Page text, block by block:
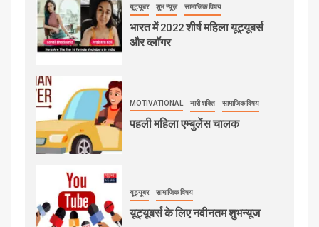
यूट्यूबर शुभ न्यूज़ सामाजिक विषय
भारत में 2022 शीर्ष महिला यूट्यूबर्स
और व्लॉगर
MOTIVATIONAL नारी शक्ति सामाजिक विषय
पहली महिला एम्बुलेंस चालक
यूट्यूबर सामाजिक विषय
यूट्यूबर्स के लिए नवीनतम शुभन्यूज